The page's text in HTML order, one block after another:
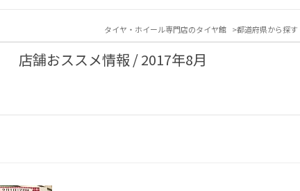
タイヤ・ホイール専門店のタイヤ館 都道府県から探す
店舗おススメ情報 / 2017年8月